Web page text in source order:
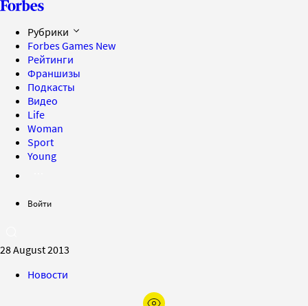
Рубрики
Forbes Games New
Рейтинги
Франшизы
Подкасты
Видео
Life
Woman
Sport
Young
Войти
28 August 2013
Новости